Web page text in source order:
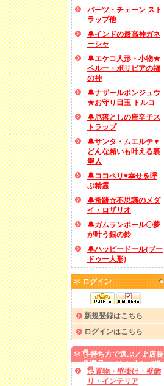
パーツ・チェーン スト
ラップ他
🔔インドの最高神ガネ
ーシャ
🔔エケコ人形・小物★
ペルー・ボリビアの福
の神
🔔ナザールボンジュウ
★お守り目玉 トルコ
🔔厄落としの唐辛子ス
トラップ
🔔サンタ・ムエルテ▼
どんな願いも叶える裏
聖人
🔔ココペリ♥幸せを呼
ぶ精霊
🔔奇跡☆不思議のメダ
イ・ロザリオ
🔔ガムランボール〇夢
が叶う銀の鈴
🔔ハッピードール(ブー
ドゥー人形)
ログイン
新規登録はこちら
ログインはこちら
🖐️持ち方で選ぶ／🚩店長
厳選品／✅あと少しで送
料無料
🖐️置物・壁掛け・壁飾
り・インテリア